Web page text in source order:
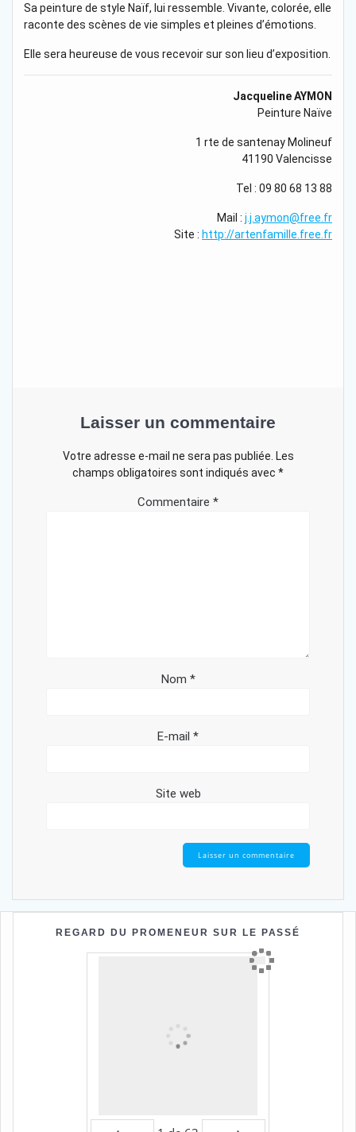
Sa peinture de style Naïf, lui ressemble. Vivante, colorée, elle
raconte des scènes de vie simples et pleines d’émotions.
Elle sera heureuse de vous recevoir sur son lieu d’exposition.
Jacqueline AYMON
Peinture Naïve
1 rte de santenay Molineuf
41190 Valencisse
Tel : 09 80 68 13 88
Mail : j.j.aymon@free.fr
Site : http://artenfamille.free.fr
Laisser un commentaire
Votre adresse e-mail ne sera pas publiée. Les
champs obligatoires sont indiqués avec *
Commentaire *
Nom *
E-mail *
Site web
REGARD DU PROMENEUR SUR LE PASSÉ